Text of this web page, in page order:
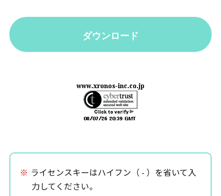
ダウンロード
※ ライセンスキーはハイフン（ - ）を省いて入
力してください。